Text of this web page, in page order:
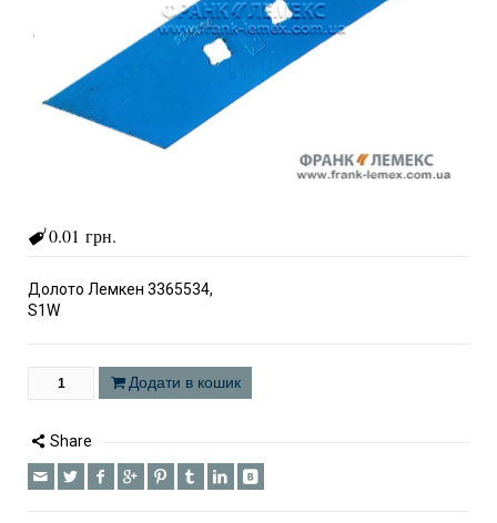
0.01 грн.
Долото Лемкен 3365534,
S1W
Додати в кошик
Share